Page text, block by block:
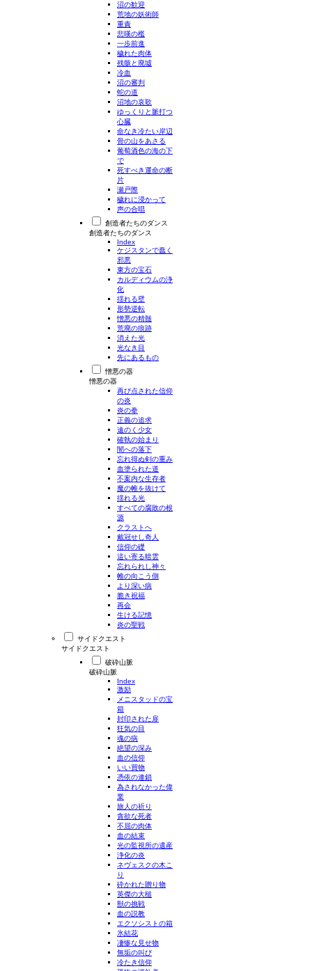
沼の歓迎
荒地の妖術師
重責
悲嘆の檻
一歩前進
穢れた肉体
残骸と廃墟
冷血
沼の審判
蛇の道
沼地の哀歌
ゆっくりと脈打つ
心臓
命なき冷たい岸辺
骨の山をあさる
葡萄酒色の海の下
で
死すべき運命の断
片
瀬戸際
穢れに浸かって
声の合唱
創造者たちのダンス
創造者たちのダンス
Index
ケジスタンで蠢く
邪悪
東方の宝石
カルディウムの浄
化
揺れる壁
形勢逆転
憎悪の精髄
荒廃の痕跡
消えた光
光なき目
先にあるもの
憎悪の器
憎悪の器
再び点された信仰
の炎
炎の拳
正義の追求
遠のく少女
確執の始まり
闇への落下
忘れ得ぬ剣の重み
血塗られた道
不案内な生存者
魔の帷を抜けて
揺れる光
すべての腐敗の根
源
クラストへ
戴冠せし奇人
信仰の礎
這い寄る暗雲
忘れられし神々
帷の向こう側
より深い病
脆き祝福
再会
生ける記憶
炎の聖戦
サイドクエスト
サイドクエスト
破砕山脈
破砕山脈
Index
激励
メニスタッドの宝
箱
封印された扉
狂気の目
魂の病
絶望の深み
血の信仰
いい買物
憑依の連鎖
為されなかった偉
業
旅人の祈り
貪欲な死者
不屈の肉体
血の結束
光の監視所の遺産
浄化の炎
ネヴェスクの木こ
り
砕かれた贈り物
英傑の大槌
獣の挑戦
血の説教
エクソシストの箱
氷結花
凄惨な見せ物
無垢の叫び
冷たき信仰